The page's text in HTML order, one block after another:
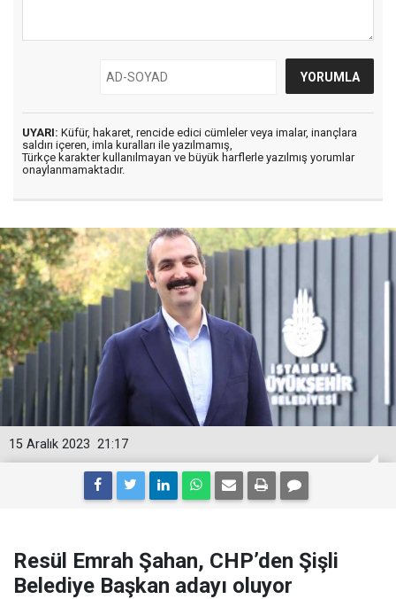
UYARI: Küfür, hakaret, rencide edici cümleler veya imalar, inançlara
saldırı içeren, imla kuralları ile yazılmamış,
Türkçe karakter kullanılmayan ve büyük harflerle yazılmış yorumlar
onaylanmamaktadır.
21:17
15 Aralık 2023
Resül Emrah Şahan, CHP’den Şişli
Belediye Başkan adayı oluyor